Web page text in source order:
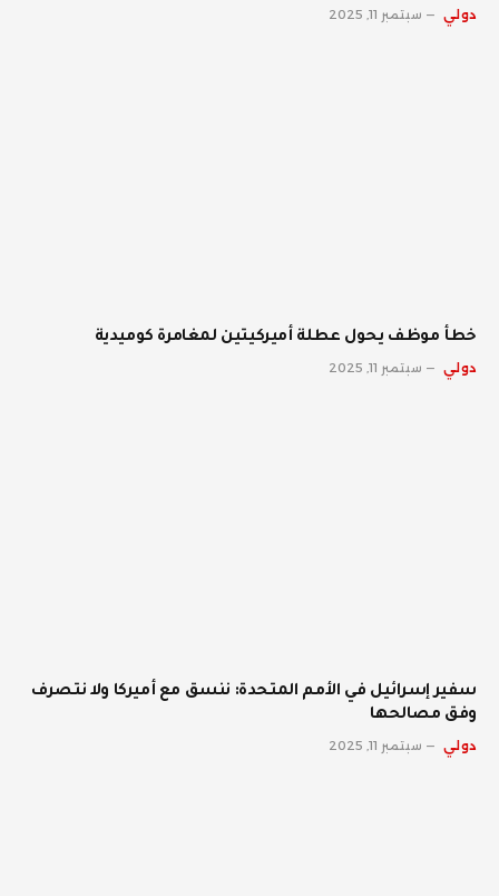
دولي سبتمبر 11, 2025
خطأ موظف يحول عطلة أميركيتين لمغامرة كوميدية
دولي سبتمبر 11, 2025
سفير إسرائيل في الأمم المتحدة: ننسق مع أميركا ولا نتصرف
وفق مصالحها
دولي سبتمبر 11, 2025